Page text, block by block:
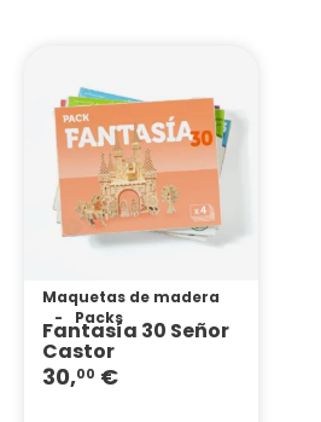
Maquetas de madera
Packs
Fantasía 30 Señor
Castor
30,00 €